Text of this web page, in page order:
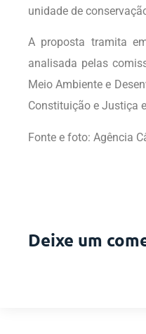
unidade de
A proposta tramita
analisada pelas
Meio Ambiente e
Constituição e Justiça
Fonte e foto: Agência
Deixe um